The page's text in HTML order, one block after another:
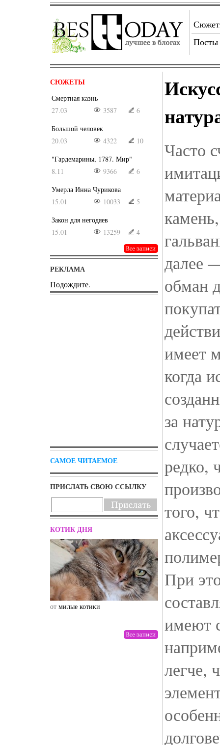
Посты
СЮЖЕТЫ
Смертная казнь
27.03
3587
6
Большой человек
20.03
4322
10
"Гардемарины, 1787. Мир"
8.11
9366
6
Умерла Инна Чурикова
15.01
10033
5
Закон для негодяев
15.01
13259 4
РЕКЛАМА
Подождите.
САМОЕ ЧИТАЕМОЕ
ПРИСЛАТЬ СВОЮ ССЫЛКУ
КОТИК ДНЯ
от милые котики от drunktwi
Часто
далее
обман
имеет
когда
за
редко,
того,
При
имеют
легче,